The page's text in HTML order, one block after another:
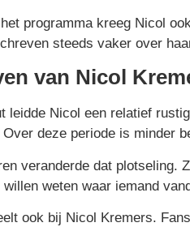
programma kreeg Nicol
steeds vaker over
van Nicol
leidde Nicol een relatief
deze periode is minder
veranderde dat plotseling.
weten waar iemand
ook bij Nicol Kremers.